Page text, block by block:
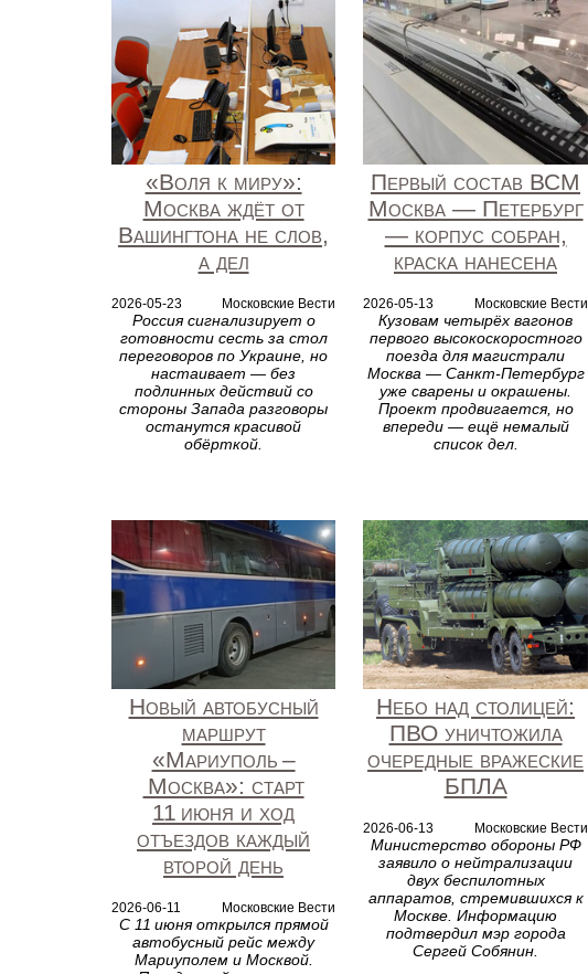
«Воля к миру»:
Москва ждёт от
Вашингтона не слов,
а дел
2026-05-23 Московские Вести
Россия сигнализирует о
готовности сесть за стол
переговоров по Украине, но
настаивает — без
подлинных действий со
стороны Запада разговоры
останутся красивой
обёрткой.
Первый состав ВСМ
Москва — Петербург
— корпус собран,
краска нанесена
2026-05-13 Московские Вести
Кузовам четырёх вагонов
первого высокоскоростного
поезда для магистрали
Москва — Санкт-Петербург
уже сварены и окрашены.
Проект продвигается, но
впереди — ещё немалый
список дел.
Новый автобусный
маршрут
«Мариуполь –
Москва»: старт
11 июня и ход
отъездов каждый
второй день
2026-06-11 Московские Вести
С 11 июня открылся прямой
автобусный рейс между
Мариуполем и Москвой.
Небо над столицей:
ПВО уничтожила
очередные вражеские
БПЛА
2026-06-13 Московские Вести
Министерство обороны РФ
заявило о нейтрализации
двух беспилотных
аппаратов, стремившихся к
Москве. Информацию
подтвердил мэр города
Сергей Собянин.